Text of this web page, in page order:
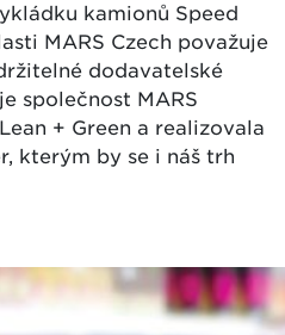
kamionů Speed
MARS Czech považuje
dodavatelské
společnost MARS
+ Green a realizovala
kterým by se i náš trh